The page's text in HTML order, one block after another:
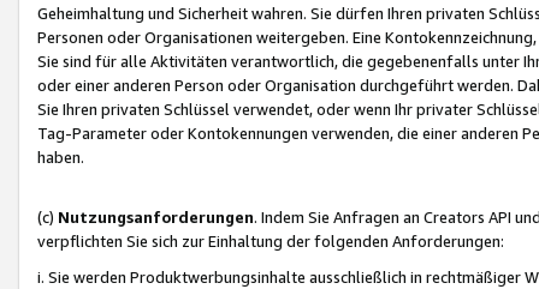
Geheimhaltung und Sicherheit wahren. Sie dürfen Ihren privaten
Personen oder Organisationen weitergeben. Eine
Sie sind für alle Aktivitäten verantwortlich, die gegebenenfalls unter
oder einer anderen Person oder Organisation durchgeführt werden.
Sie Ihren privaten Schlüssel verwendet, oder wenn Ihr privater
Tag-Parameter oder Kontokennungen verwenden, die einer anderen
haben.
(c) Nutzungsanforderungen. Indem Sie Anfragen an Creators API
verpflichten Sie sich zur Einhaltung der folgenden Anforderungen:
i. Sie werden Produktwerbungsinhalte ausschließlich in rechtmäßiger